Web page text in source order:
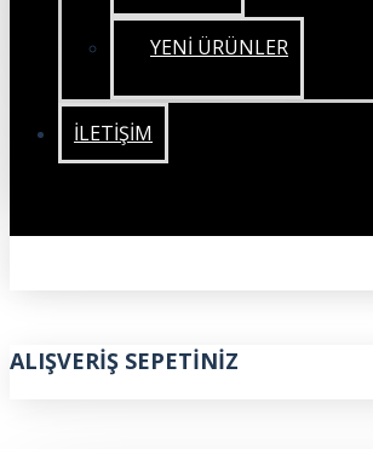
YENİ ÜRÜNLER
İLETIŞIM
ALIŞVERIŞ SEPETINIZ